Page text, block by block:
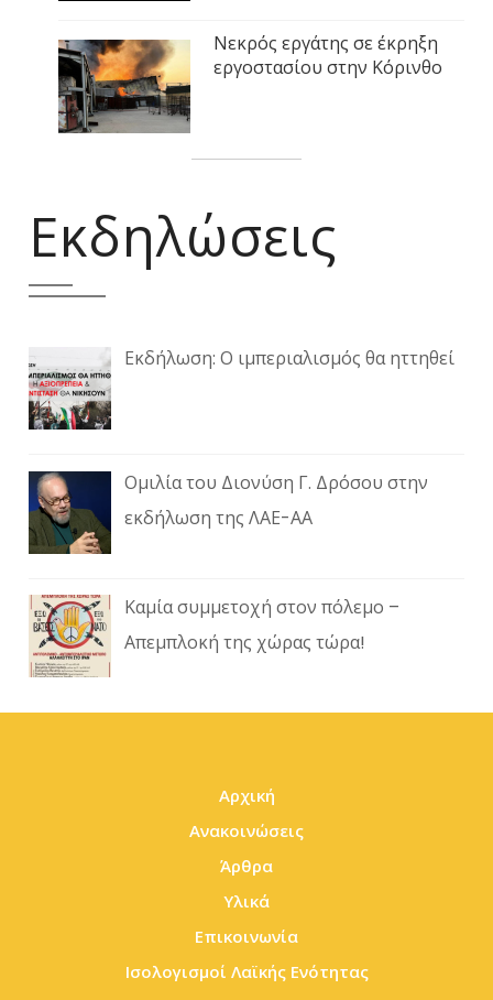
Νεκρός εργάτης σε έκρηξη
εργοστασίου στην Κόρινθο
Εκδηλώσεις
Εκδήλωση: Ο ιμπεριαλισμός θα ηττηθεί
Ομιλία του Διονύση Γ. Δρόσου στην
εκδήλωση της ΛΑΕ-ΑΑ
Καμία συμμετοχή στον πόλεμο –
Απεμπλοκή της χώρας τώρα!
Αρχική
Ανακοινώσεις
Άρθρα
Υλικά
Επικοινωνία
Ισολογισμοί Λαϊκής Ενότητας